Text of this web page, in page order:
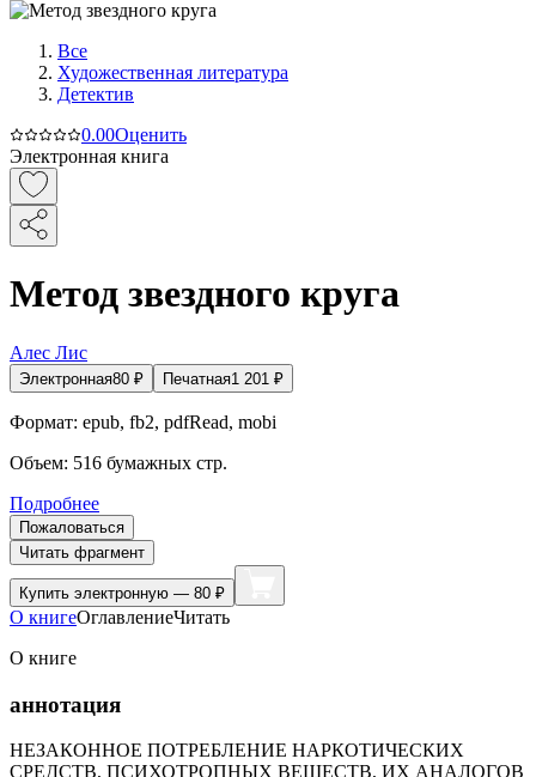
Все
Художественная литература
Детектив
0.00Оценить
Электронная книга
Метод звездного круга
Алес Лис
Электронная80 ₽ Печатная1 201 ₽
Формат: epub, fb2, pdfRead, mobi
Объем: 516 бумажных стр.
Подробнее
Пожаловаться
Читать фрагмент
Купить электронную — 80 ₽
О книгеОглавлениеЧитать
О книге
аннотация
НЕЗАКОННОЕ ПОТРЕБЛЕНИЕ НАРКОТИЧЕСКИХ
СРЕДСТВ, ПСИХОТРОПНЫХ ВЕЩЕСТВ, ИХ АНАЛОГОВ